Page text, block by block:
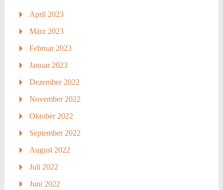
April 2023
März 2023
Februar 2023
Januar 2023
Dezember 2022
November 2022
Oktober 2022
September 2022
August 2022
Juli 2022
Juni 2022